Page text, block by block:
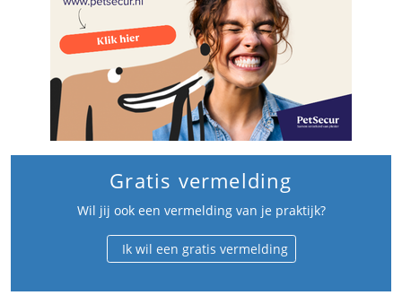
Gratis vermelding
Wil jij ook een vermelding van je praktijk?
Ik wil een gratis vermelding